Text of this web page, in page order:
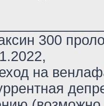
300
на